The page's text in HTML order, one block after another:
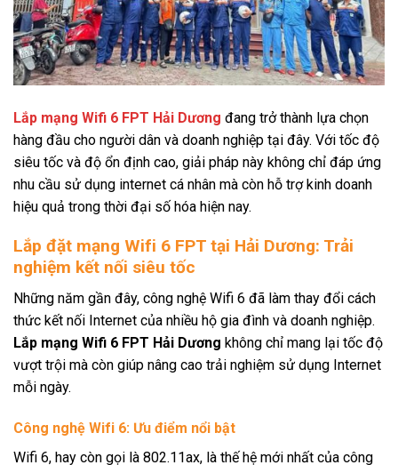
Lắp mạng Wifi 6 FPT Hải Dương đang trở thành lựa chọn
hàng đầu cho người dân và doanh nghiệp tại đây. Với tốc độ
siêu tốc và độ ổn định cao, giải pháp này không chỉ đáp ứng
nhu cầu sử dụng internet cá nhân mà còn hỗ trợ kinh doanh
hiệu quả trong thời đại số hóa hiện nay.
Lắp đặt mạng Wifi 6 FPT tại Hải Dương: Trải
nghiệm kết nối siêu tốc
Những năm gần đây, công nghệ Wifi 6 đã làm thay đổi cách
thức kết nối Internet của nhiều hộ gia đình và doanh nghiệp.
Lắp mạng Wifi 6 FPT Hải Dương không chỉ mang lại tốc độ
vượt trội mà còn giúp nâng cao trải nghiệm sử dụng Internet
mỗi ngày.
Công nghệ Wifi 6: Ưu điểm nổi bật
Wifi 6, hay còn gọi là 802.11ax, là thế hệ mới nhất của công